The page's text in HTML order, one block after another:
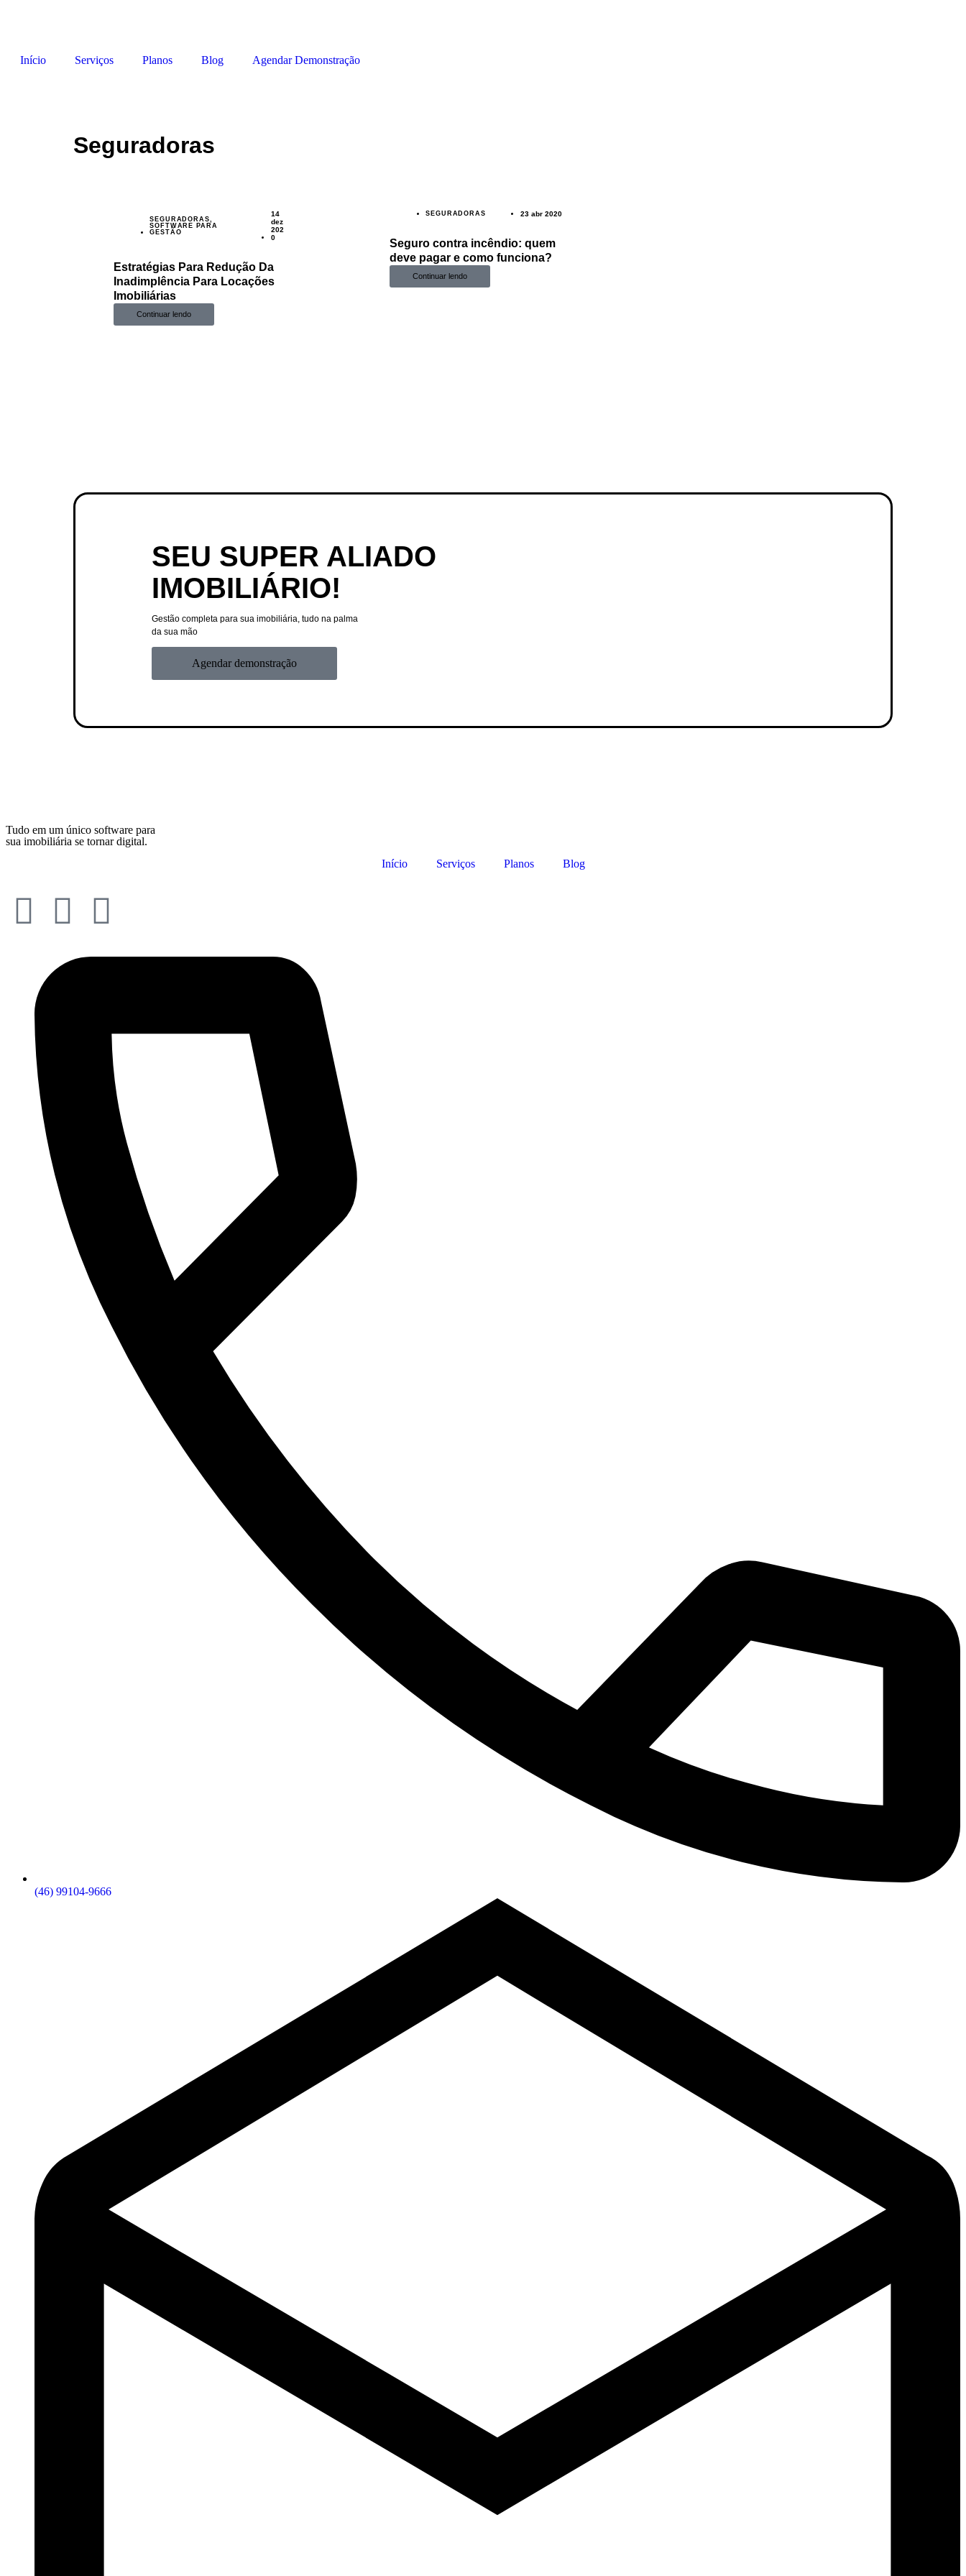
Início Serviços Planos Blog Agendar Demonstração
Seguradoras
SEGURADORAS
SOFTWARE PARA
GESTÃO
14
dez
202
0
Estratégias Para Redução Da
Inadimplência Para Locações
Imobiliárias
Continuar lendo
SEGURADORAS 23 abr 2020
Seguro contra incêndio: quem
deve pagar e como funciona?
Continuar lendo
SEU SUPER ALIADO
IMOBILIÁRIO!
Gestão completa para sua imobiliária, tudo na palma
da sua mão
Agendar demonstração
Tudo em um único software para
sua imobiliária se tornar digital.
Início
Serviços Planos Blog
(46) 99104-9666